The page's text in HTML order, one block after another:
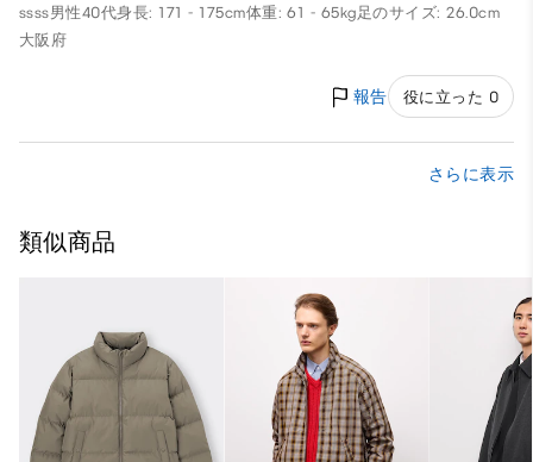
ssss男性40代身長: 171 - 175cm体重: 61 - 65kg足のサイズ: 26.0cm
大阪府
報告 役に立った 0
さらに表示
類似商品